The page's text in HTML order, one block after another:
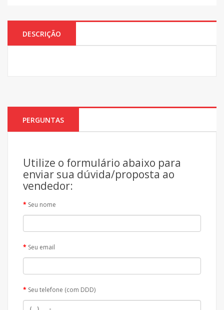
DESCRIÇÃO
PERGUNTAS
Utilize o formulário abaixo para
enviar sua dúvida/proposta ao
vendedor:
Seu nome
Seu email
Seu telefone (com DDD)